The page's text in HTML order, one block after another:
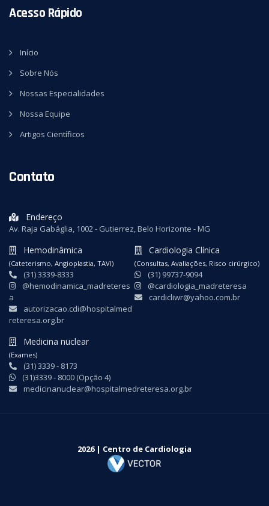
Acesso Rápido
Início
Sobre Nós
Nossas Especialidades
Nossa Equipe
Artigos Científicos
Contato
Endereço
Av. Raja Gabáglia, 1002 - Gutierrez, Belo Horizonte - MG
Hemodinâmica
(Cateterismo, Angioplastia, TAVI)
(31) 3339-8333
@hemodinamica_madreteres
a
autorizacao.cdi@hospitalmed
reteresa.org.br
Cardiologia Clínica
(Consultas, Avaliações, Risco cirúrgico)
(31) 99737-9094
@cardiologia_madreteresa
cardicliwr@yahoo.com.br
Medicina nuclear
(Exames)
(31) 3339 - 8173
(31)3339 - 8000 (Opção 4)
medicinanuclear@hospitalmedreteresa.org.br
2026 | Centro de Cardiologia